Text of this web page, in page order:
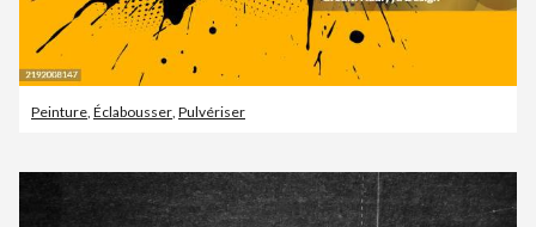
Peinture Éclabousser Pulvériser